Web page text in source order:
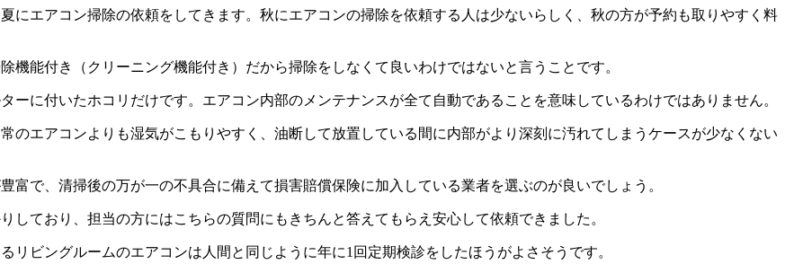
にエアコン掃除の依頼をしてきます。秋にエアコンの掃除を依頼する人は少ないらしく、秋の方が予約も取りやすく料
能付き（クリーニング機能付き）だから掃除をしなくて良いわけではないと言うことです。
ーに付いたホコリだけです。エアコン内部のメンテナンスが全て自動であることを意味しているわけではありません。
のエアコンよりも湿気がこもりやすく、油断して放置している間に内部がより深刻に汚れてしまうケースが少なくない
で、清掃後の万が一の不具合に備えて損害賠償保険に加入している業者を選ぶのが良いでしょう。
ており、担当の方にはこちらの質問にもきちんと答えてもらえ安心して依頼できました。
ビングルームのエアコンは人間と同じように年に1回定期検診をしたほうがよさそうです。